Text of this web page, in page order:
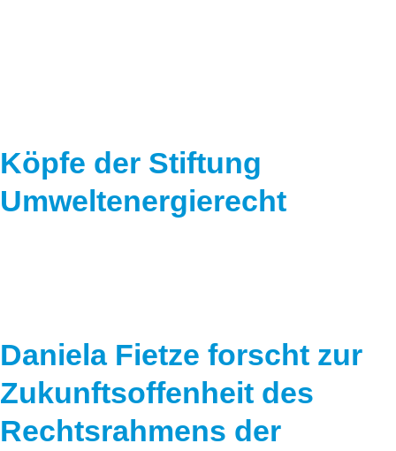
Schriften zum Umweltenergierecht
Köpfe der Stiftung
Umweltenergierecht
Daniela Fietze forscht zur
Zukunftsoffenheit des
Rechtsrahmens der